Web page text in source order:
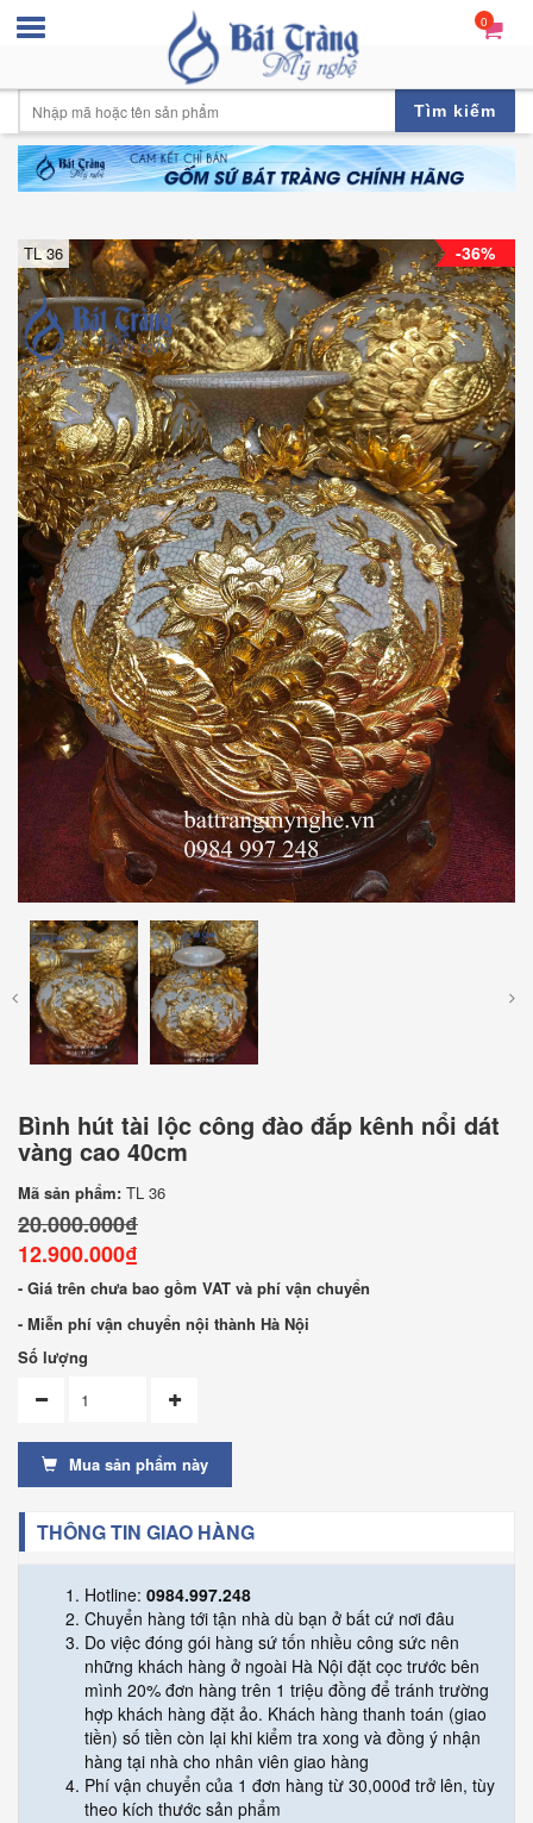
0
Tìm kiếm
-36%
TL 36
Bình hút tài lộc công đào đắp kênh nổi dát
vàng cao 40cm
Mã sản phẩm: TL 36
20.000.000₫
12.900.000₫
- Giá trên chưa bao gồm VAT và phí vận chuyển
- Miễn phí vận chuyển nội thành Hà Nội
Số lượng
Mua sản phẩm này
THÔNG TIN GIAO HÀNG
Hotline: 0984.997.248
Chuyển hàng tới tận nhà dù bạn ở bất cứ nơi đâu
Do việc đóng gói hàng sứ tốn nhiều công sức nên
những khách hàng ở ngoài Hà Nội đặt cọc trước bên
mình 20% đơn hàng trên 1 triệu đồng để tránh trường
hợp khách hàng đặt ảo. Khách hàng thanh toán (giao
tiền) số tiền còn lại khi kiểm tra xong và đồng ý nhận
hàng tại nhà cho nhân viên giao hàng
Phí vận chuyển của 1 đơn hàng từ 30,000đ trở lên, tùy
theo kích thước sản phẩm